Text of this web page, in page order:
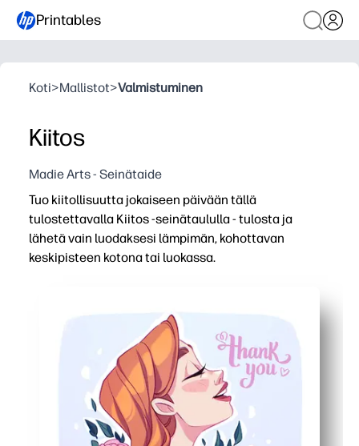
Printables
Koti>Mallistot>Valmistuminen
Kiitos
Madie Arts - Seinätaide
Tuo kiitollisuutta jokaiseen päivään tällä
tulostettavalla Kiitos -seinätaululla - tulosta ja
lähetä vain luodaksesi lämpimän, kohottavan
keskipisteen kotona tai luokassa.
Rakentaa positiivisia tapoja - kehottaa lapsia
Joustava käyttö - näytä seinillä, kehys harkitulle
Tulostusystävällinen - suunniteltu kirjainkokoiselle